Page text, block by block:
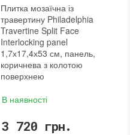
Плитка мозаїчна із
травертину Philadelphia
Travertine Split Face
Interlocking panel
1,7х17,4х53 см, панель,
коричнева з колотою
поверхнею
В наявності
3 720 грн.